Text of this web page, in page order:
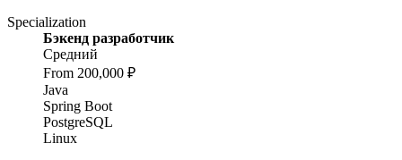
Specialization
Бэкенд разработчик
Средний
From 200,000 ₽
Java
Spring Boot
PostgreSQL
Linux